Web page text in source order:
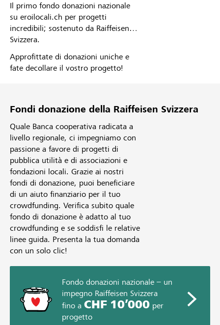
DE FR IT
Il primo fondo donazioni nazionale
su eroilocali.ch per progetti
incredibili; sostenuto da Raiffeisen
Svizzera.
Approfittate di donazioni uniche e
fate decollare il vostro progetto!
Fondi donazione della Raiffeisen Svizzera
Quale Banca cooperativa radicata a
livello regionale, ci impegniamo con
passione a favore di progetti di
pubblica utilità e di associazioni e
fondazioni locali. Grazie ai nostri
fondi di donazione, puoi beneficiare
di un aiuto finanziario per il tuo
crowdfunding. Verifica subito quale
fondo di donazione è adatto al tuo
crowdfunding e se soddisfi le relative
linee guida. Presenta la tua domanda
con un solo clic!
Fondo donazioni nazionale – un
impegno Raiffeisen Svizzera
fino a CHF 10’000per
progetto